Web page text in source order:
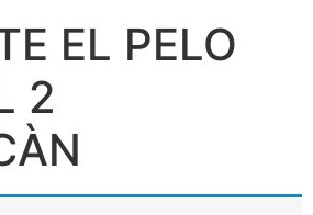
EL PELO
2